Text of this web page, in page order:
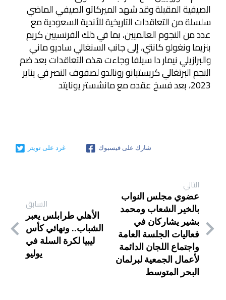
الصيفية المقبلة وقد شهد الميركاتو الصيفي الماضي
سلسلة من التعاقدات التاريخية للأندية السعودية مع
عدد من النجوم العالميين، بما في ذلك الفرنسيين كريم
بنزيما ونغولو كانتي، إلى جانب السنغالي ساديو ماني
والبرازيلي نيمار دا سيلفا وجاءت هذه التعاقدات بعد ضم
النجم البرتغالي كريستيانو رونالدو لصفوف النصر في يناير
2023، بعد فسخ عقده مع مانشستر يونايتد
غرد على تويتر شارك على فيسبوك
السابق
الأهلي طرابلس يعبر
الشباب.. ونهائي كأس
ليبيا لكرة السلة في
يوليو
التالي
عضوي مجلس النواب
بالخير الشعاب ومحمد
بشير يشاركان في
فعاليات الجلسة العامة
واجتماع اللجان الدائمة
لأعمال الجمعية لبرلمان
البحر المتوسط